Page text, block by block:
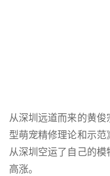
从深圳远道而来的黄
型萌宠精修理论和示
从深圳空运了自己的
高涨。